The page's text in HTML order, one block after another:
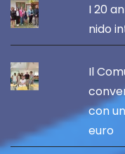
I 20
nido
Il
con
euro